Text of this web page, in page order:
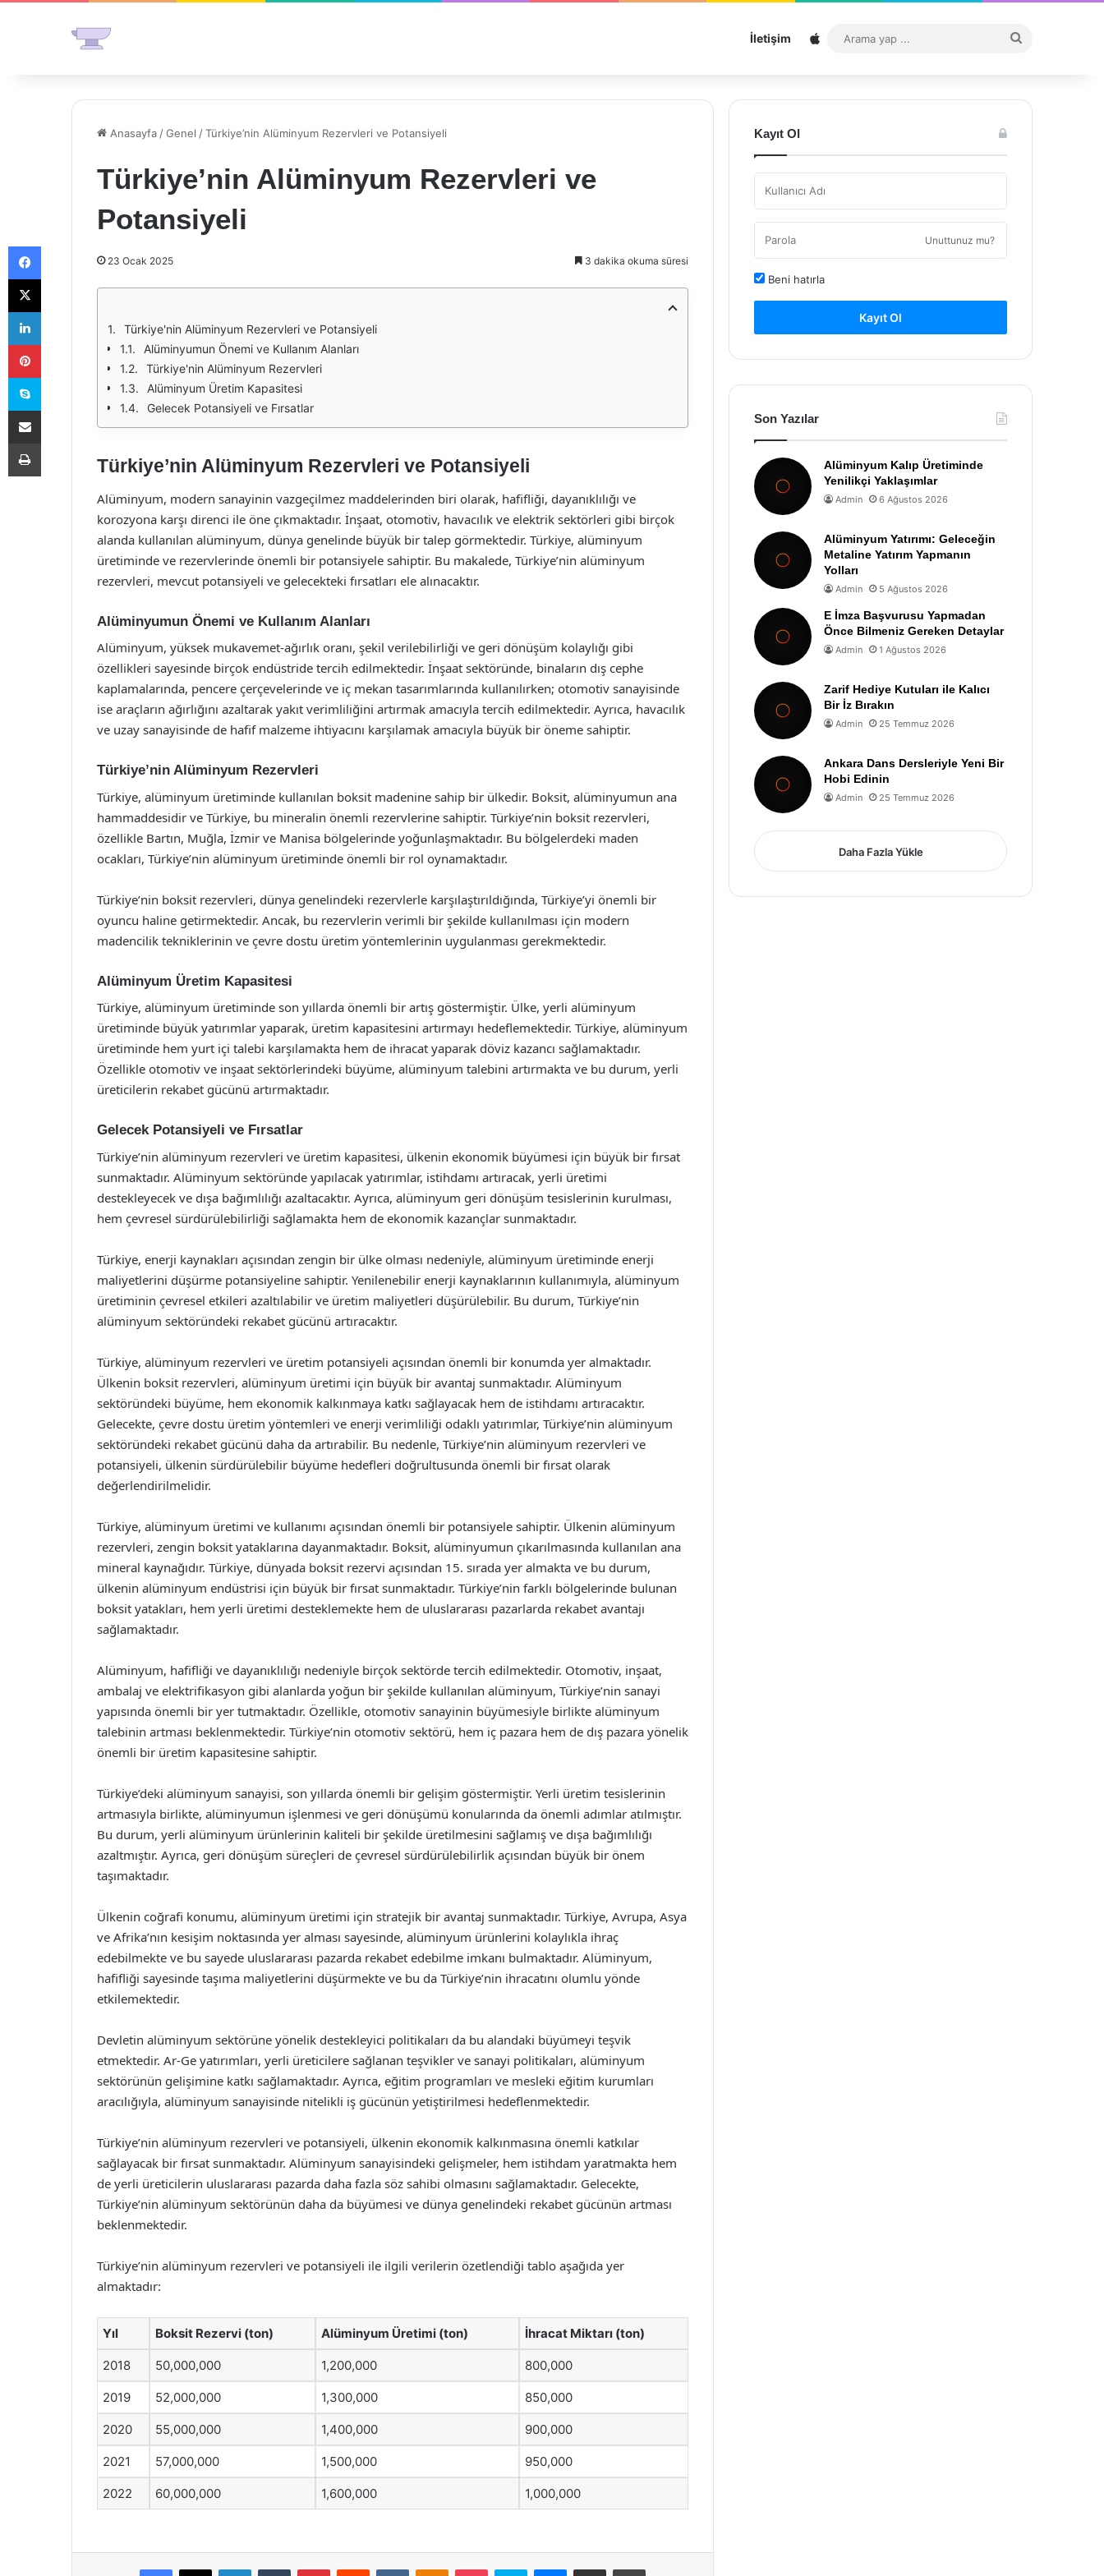
İletişim Sitemap
...
Anasayfa /Genel /Türkiye’nin Alüminyum Rezervleri ve Potansiyeli
Türkiye’nin Alüminyum Rezervleri ve
Potansiyeli
23 Ocak 2025 3 dakika okuma süresi
Türkiye'nin Alüminyum Rezervleri ve Potansiyeli
Alüminyumun Önemi ve Kullanım Alanları
Türkiye'nin Alüminyum Rezervleri
Alüminyum Üretim Kapasitesi
Gelecek Potansiyeli ve Fırsatlar
Türkiye’nin Alüminyum Rezervleri ve Potansiyeli
Alüminyum, modern sanayinin vazgeçilmez maddelerinden biri olarak, hafifliği, dayanıklılığı ve
korozyona karşı direnci ile öne çıkmaktadır. İnşaat, otomotiv, havacılık ve elektrik sektörleri gibi birçok
alanda kullanılan alüminyum, dünya genelinde büyük bir talep görmektedir. Türkiye, alüminyum
üretiminde ve rezervlerinde önemli bir potansiyele sahiptir. Bu makalede, Türkiye’nin alüminyum
rezervleri, mevcut potansiyeli ve gelecekteki fırsatları ele alınacaktır.
Alüminyumun Önemi ve Kullanım Alanları
Alüminyum, yüksek mukavemet-ağırlık oranı, şekil verilebilirliği ve geri dönüşüm kolaylığı gibi
özellikleri sayesinde birçok endüstride tercih edilmektedir. İnşaat sektöründe, binaların dış cephe
kaplamalarında, pencere çerçevelerinde ve iç mekan tasarımlarında kullanılırken; otomotiv sanayisinde
ise araçların ağırlığını azaltarak yakıt verimliliğini artırmak amacıyla tercih edilmektedir. Ayrıca, havacılık
ve uzay sanayisinde de hafif malzeme ihtiyacını karşılamak amacıyla büyük bir öneme sahiptir.
Türkiye’nin Alüminyum Rezervleri
Türkiye, alüminyum üretiminde kullanılan boksit madenine sahip bir ülkedir. Boksit, alüminyumun ana
hammaddesidir ve Türkiye, bu mineralin önemli rezervlerine sahiptir. Türkiye’nin boksit rezervleri,
özellikle Bartın, Muğla, İzmir ve Manisa bölgelerinde yoğunlaşmaktadır. Bu bölgelerdeki maden
ocakları, Türkiye’nin alüminyum üretiminde önemli bir rol oynamaktadır.
Türkiye’nin boksit rezervleri, dünya genelindeki rezervlerle karşılaştırıldığında, Türkiye’yi önemli bir
oyuncu haline getirmektedir. Ancak, bu rezervlerin verimli bir şekilde kullanılması için modern
madencilik tekniklerinin ve çevre dostu üretim yöntemlerinin uygulanması gerekmektedir.
Alüminyum Üretim Kapasitesi
Türkiye, alüminyum üretiminde son yıllarda önemli bir artış göstermiştir. Ülke, yerli alüminyum
üretiminde büyük yatırımlar yaparak, üretim kapasitesini artırmayı hedeflemektedir. Türkiye, alüminyum
üretiminde hem yurt içi talebi karşılamakta hem de ihracat yaparak döviz kazancı sağlamaktadır.
Özellikle otomotiv ve inşaat sektörlerindeki büyüme, alüminyum talebini artırmakta ve bu durum, yerli
üreticilerin rekabet gücünü artırmaktadır.
Gelecek Potansiyeli ve Fırsatlar
Türkiye’nin alüminyum rezervleri ve üretim kapasitesi, ülkenin ekonomik büyümesi için büyük bir fırsat
sunmaktadır. Alüminyum sektöründe yapılacak yatırımlar, istihdamı artıracak, yerli üretimi
destekleyecek ve dışa bağımlılığı azaltacaktır. Ayrıca, alüminyum geri dönüşüm tesislerinin kurulması,
hem çevresel sürdürülebilirliği sağlamakta hem de ekonomik kazançlar sunmaktadır.
Türkiye, enerji kaynakları açısından zengin bir ülke olması nedeniyle, alüminyum üretiminde enerji
maliyetlerini düşürme potansiyeline sahiptir. Yenilenebilir enerji kaynaklarının kullanımıyla, alüminyum
üretiminin çevresel etkileri azaltılabilir ve üretim maliyetleri düşürülebilir. Bu durum, Türkiye’nin
alüminyum sektöründeki rekabet gücünü artıracaktır.
Türkiye, alüminyum rezervleri ve üretim potansiyeli açısından önemli bir konumda yer almaktadır.
Ülkenin boksit rezervleri, alüminyum üretimi için büyük bir avantaj sunmaktadır. Alüminyum
sektöründeki büyüme, hem ekonomik kalkınmaya katkı sağlayacak hem de istihdamı artıracaktır.
Gelecekte, çevre dostu üretim yöntemleri ve enerji verimliliği odaklı yatırımlar, Türkiye’nin alüminyum
sektöründeki rekabet gücünü daha da artırabilir. Bu nedenle, Türkiye’nin alüminyum rezervleri ve
potansiyeli, ülkenin sürdürülebilir büyüme hedefleri doğrultusunda önemli bir fırsat olarak
değerlendirilmelidir.
Türkiye, alüminyum üretimi ve kullanımı açısından önemli bir potansiyele sahiptir. Ülkenin alüminyum
rezervleri, zengin boksit yataklarına dayanmaktadır. Boksit, alüminyumun çıkarılmasında kullanılan ana
mineral kaynağıdır. Türkiye, dünyada boksit rezervi açısından 15. sırada yer almakta ve bu durum,
ülkenin alüminyum endüstrisi için büyük bir fırsat sunmaktadır. Türkiye’nin farklı bölgelerinde bulunan
boksit yatakları, hem yerli üretimi desteklemekte hem de uluslararası pazarlarda rekabet avantajı
sağlamaktadır.
Alüminyum, hafifliği ve dayanıklılığı nedeniyle birçok sektörde tercih edilmektedir. Otomotiv, inşaat,
ambalaj ve elektrifikasyon gibi alanlarda yoğun bir şekilde kullanılan alüminyum, Türkiye’nin sanayi
yapısında önemli bir yer tutmaktadır. Özellikle, otomotiv sanayinin büyümesiyle birlikte alüminyum
talebinin artması beklenmektedir. Türkiye’nin otomotiv sektörü, hem iç pazara hem de dış pazara yönelik
önemli bir üretim kapasitesine sahiptir.
Türkiye’deki alüminyum sanayisi, son yıllarda önemli bir gelişim göstermiştir. Yerli üretim tesislerinin
artmasıyla birlikte, alüminyumun işlenmesi ve geri dönüşümü konularında da önemli adımlar atılmıştır.
Bu durum, yerli alüminyum ürünlerinin kaliteli bir şekilde üretilmesini sağlamış ve dışa bağımlılığı
azaltmıştır. Ayrıca, geri dönüşüm süreçleri de çevresel sürdürülebilirlik açısından büyük bir önem
taşımaktadır.
Ülkenin coğrafi konumu, alüminyum üretimi için stratejik bir avantaj sunmaktadır. Türkiye, Avrupa, Asya
ve Afrika’nın kesişim noktasında yer alması sayesinde, alüminyum ürünlerini kolaylıkla ihraç
edebilmekte ve bu sayede uluslararası pazarda rekabet edebilme imkanı bulmaktadır. Alüminyum,
hafifliği sayesinde taşıma maliyetlerini düşürmekte ve bu da Türkiye’nin ihracatını olumlu yönde
etkilemektedir.
Devletin alüminyum sektörüne yönelik destekleyici politikaları da bu alandaki büyümeyi teşvik
etmektedir. Ar-Ge yatırımları, yerli üreticilere sağlanan teşvikler ve sanayi politikaları, alüminyum
sektörünün gelişimine katkı sağlamaktadır. Ayrıca, eğitim programları ve mesleki eğitim kurumları
aracılığıyla, alüminyum sanayisinde nitelikli iş gücünün yetiştirilmesi hedeflenmektedir.
Türkiye’nin alüminyum rezervleri ve potansiyeli, ülkenin ekonomik kalkınmasına önemli katkılar
sağlayacak bir fırsat sunmaktadır. Alüminyum sanayisindeki gelişmeler, hem istihdam yaratmakta hem
de yerli üreticilerin uluslararası pazarda daha fazla söz sahibi olmasını sağlamaktadır. Gelecekte,
Türkiye’nin alüminyum sektörünün daha da büyümesi ve dünya genelindeki rekabet gücünün artması
beklenmektedir.
Türkiye’nin alüminyum rezervleri ve potansiyeli ile ilgili verilerin özetlendiği tablo aşağıda yer
almaktadır:
Yıl Boksit Rezervi (ton) Alüminyum Üretimi (ton) İhracat Miktarı (ton)
2018 50,000,000 1,200,000 800,000
2019 52,000,000 1,300,000 850,000
2020 55,000,000 1,400,000 900,000
2021 57,000,000 1,500,000 950,000
2022 60,000,000 1,600,000 1,000,000
Facebook
X LinkedInTumblr PinterestReddit VKontakteOdnoklassniki
Pocket Skype Messenger
E-Posta ile paylaş Yazdır
Kayıt Ol
Unuttunuz mu?
Beni hatırla
Kayıt Ol
Son Yazılar
Alüminyum Kalıp Üretiminde
Yenilikçi Yaklaşımlar
Admin 6 Ağustos 2026
Alüminyum Yatırımı: Geleceğin
Metaline Yatırım Yapmanın
Yolları
Admin 5 Ağustos 2026
E İmza Başvurusu Yapmadan
Önce Bilmeniz Gereken Detaylar
Admin 1 Ağustos 2026
Zarif Hediye Kutuları ile Kalıcı
Bir İz Bırakın
Admin 25 Temmuz 2026
Ankara Dans Dersleriyle Yeni Bir
Hobi Edinin
Admin 25 Temmuz 2026
Daha Fazla Yükle
Facebook
X
LinkedIn
Pinterest
Skype
E-Posta ile paylaş